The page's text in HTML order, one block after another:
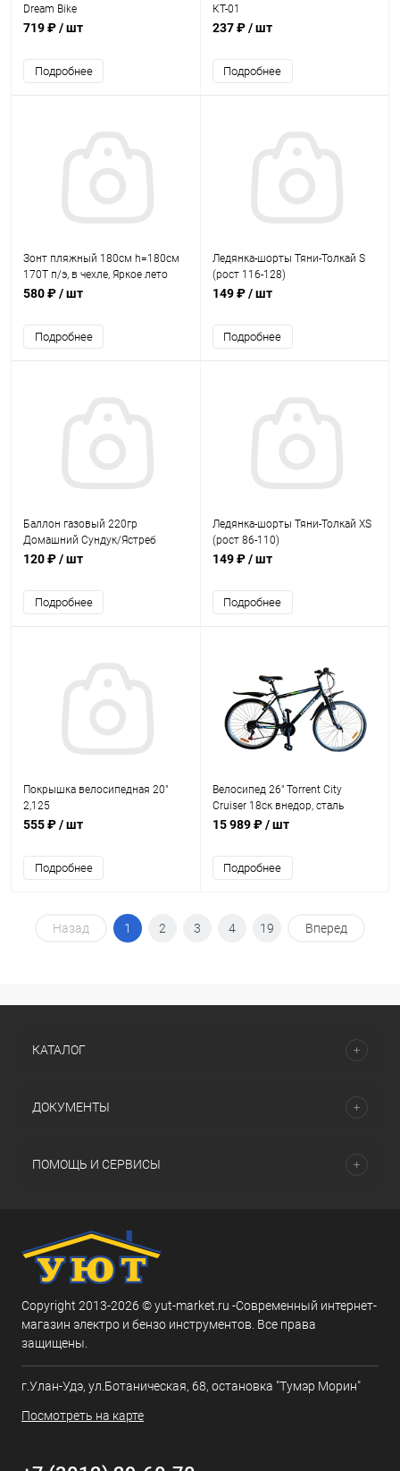
Dream Bike
719 ₽/ шт
Подробнее
КТ-01
237 ₽/ шт
Подробнее
Зонт пляжный 180см h=180см
170Т п/э, в чехле, Яркое лето
580 ₽/ шт
Подробнее
Ледянка-шорты Тяни-Толкай S
(рост 116-128)
149 ₽/ шт
Подробнее
Баллон газовый 220гр
Домашний Сундук/Ястреб
120 ₽/ шт
Подробнее
Ледянка-шорты Тяни-Толкай XS
(рост 86-110)
149 ₽/ шт
Подробнее
Покрышка велосипедная 20"
2,125
555 ₽/ шт
Подробнее
Велосипед 26" Torrent City
Cruiser 18ск внедор, сталь
черно-голубой матовый
15 989 ₽/ шт
Подробнее
Назад 1 2 3 4 19 Вперед
КАТАЛОГ
ДОКУМЕНТЫ
ПОМОЩЬ И СЕРВИСЫ
Copyright 2013-2026 © yut-market.ru -Современный интернет-
магазин электро и бензо инструментов. Все права
защищены.
г.Улан-Удэ, ул.Ботаническая, 68, остановка "Тумэр Морин"
Посмотреть на карте